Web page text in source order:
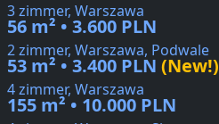
3 zimmer, Warszawa
56 m² • 3.600 PLN
2 zimmer, Warszawa, Podwale
53 m² • 3.400 PLN (New!)
4 zimmer, Warszawa
155 m² • 10.000 PLN